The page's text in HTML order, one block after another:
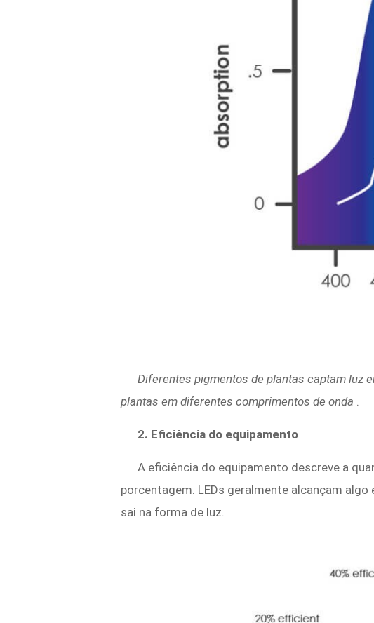
Diferentes pigmentos de plantas captam luz
plantas em diferentes comprimentos de onda
2. Eficiência do equipamento
A eficiência do equipamento descreve a
porcentagem. LEDs geralmente alcançam
sai na forma de luz.